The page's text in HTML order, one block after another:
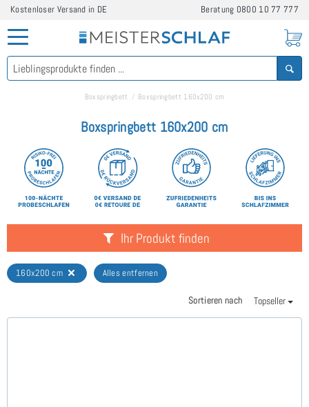
Kostenloser Versand in DE Beratung 0800 10 77 777
Boxspringbett Boxspringbett 160x200 cm
Boxspringbett 160x200 cm
Ihr Produkt finden
160x200 cm Alles entfernen
Sortieren nach Topseller